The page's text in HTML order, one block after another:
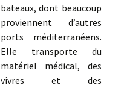
bateaux, dont beaucoup
proviennent d’autres
ports méditerranéens.
Elle transporte du
matériel médical, des
vivres et des